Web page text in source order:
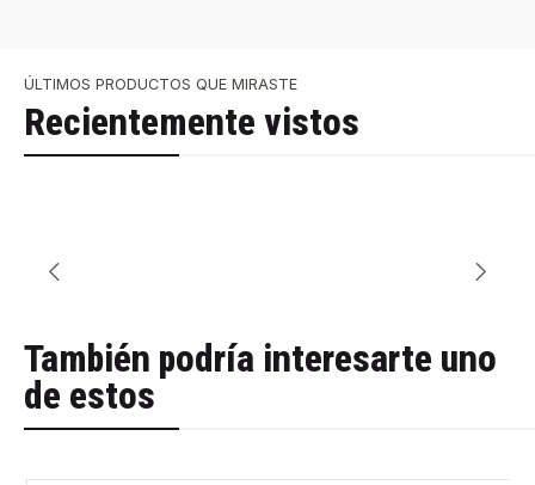
ÚLTIMOS PRODUCTOS QUE MIRASTE
Recientemente vistos
También podría interesarte uno
de estos